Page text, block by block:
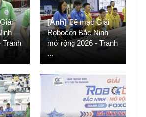
Tranh
[Ảnh] Bế mạc Giải
Robocon Bắc Ninh
mở rộng 2026 - Tranh
...